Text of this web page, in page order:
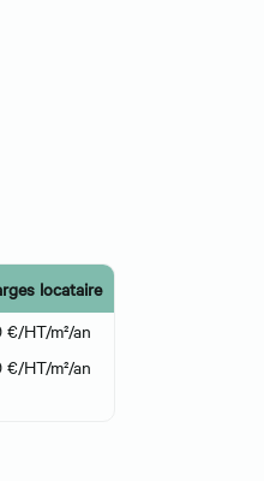
locataire
€/HT/m²/an
€/HT/m²/an